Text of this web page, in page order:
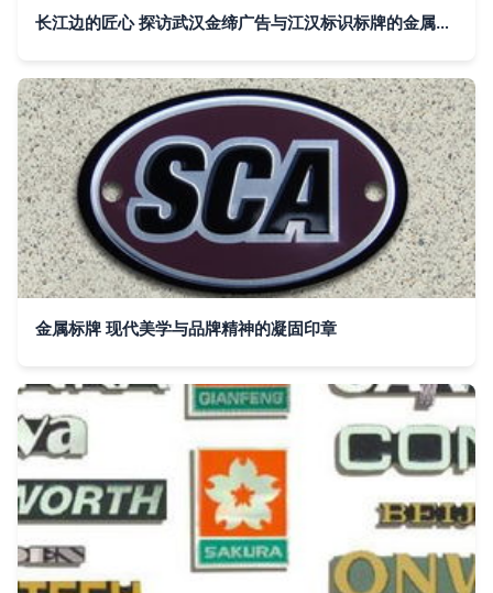
长江边的匠心 探访武汉金缔广告与江汉标识标牌的金属牌艺术
金属标牌 现代美学与品牌精神的凝固印章